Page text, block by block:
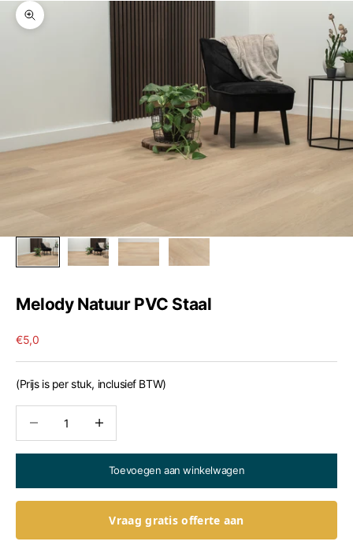
In-/uitzoomen
Melody Natuur PVC Staal
Aanbiedingsprijs
€5,0
(Prijs is per stuk, inclusief BTW)
Toevoegen aan winkelwagen
Vraag gratis offerte aan